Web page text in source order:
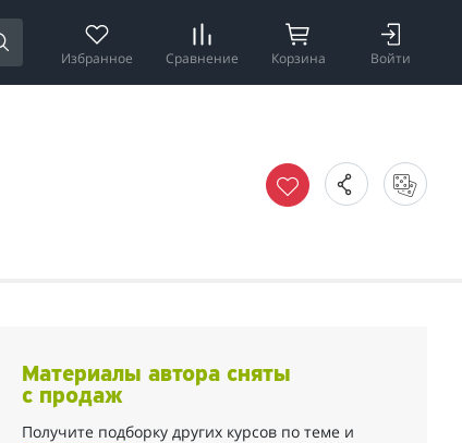
Избранное Сравнение Корзина Войти
Материалы автора сняты
с продаж
Получите подборку других курсов по теме и